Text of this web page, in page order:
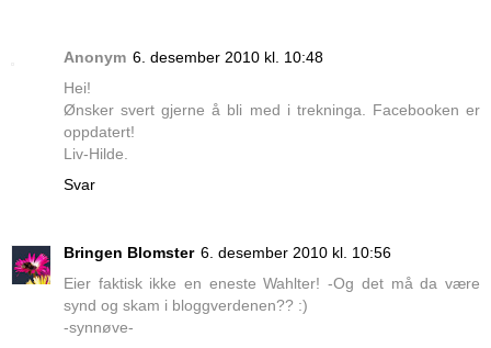
Anonym 6. desember 2010 kl. 10:48
Hei!
Ønsker svert gjerne å bli med i trekninga. Facebooken er
oppdatert!
Liv-Hilde.
Svar
Bringen Blomster 6. desember 2010 kl. 10:56
Eier faktisk ikke en eneste Wahlter! -Og det må da være
synd og skam i bloggverdenen?? :)
-synnøve-